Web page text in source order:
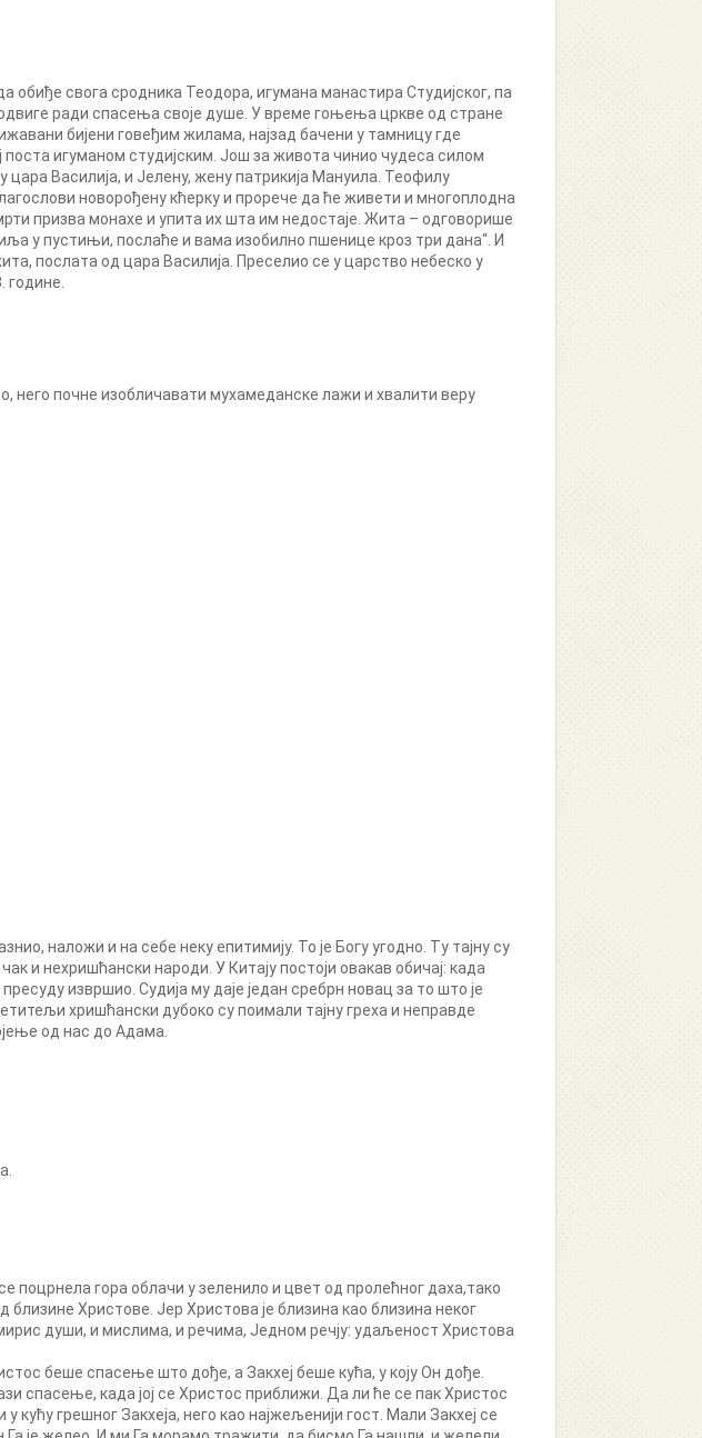
свога сродника Теодора, игумана манастира Студијског, па
ради спасења своје душе. У време гоњења цркве од стране
бијени говеђим жилама, најзад бачени у тамницу где
игуманом студијским. Још за живота чинио чудеса силом
Василија, и Јелену, жену патрикија Мануила. Теофилу
новорођену кћерку и прорече да ће живети и многоплодна
призва монахе и упита их шта им недостаје. Жита – одговорише
у пустињи, послаће и вама изобилно пшенице кроз три дана“. И
послата од цара Василија. Преселио се у царство небеско у
године.
него почне изобличавати мухамеданске лажи и хвалити веру
наложи и на себе неку епитимију. То је Богу угодно. Ту тајну су
и нехришћански народи. У Китају постоји овакав обичај: када
извршио. Судија му даје један сребрн новац за то што је
хришћански дубоко су поимали тајну греха и неправде
од нас до Адама.
поцрнела гора облачи у зеленило и цвет од пролећног даха,тако
Христове. Јер Христова је близина као близина неког
души, и мислима, и речима, Једном речју: удаљеност Христова
беше спасење што дође, а Закхеј беше кућа, у коју Он дође.
спасење, када јој се Христос приближи. Да ли ће се пак Христос
кућу грешног Закхеја, него као најжељенији гост. Мали Закхеј се